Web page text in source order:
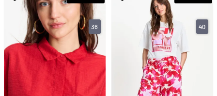
36 40